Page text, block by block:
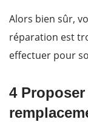
Alors bien sûr,
réparation est
effectuer pour
4